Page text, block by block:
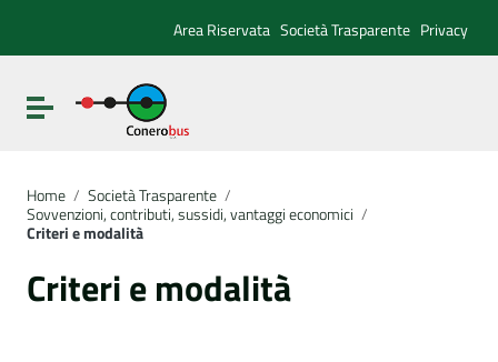
Vai al menu di navigazione
Vai al footer
Area Riservata Società Trasparente Privacy
Attiva / disattiva la navigazione
Home / Società Trasparente /
Sovvenzioni, contributi, sussidi, vantaggi economici /
Criteri e modalità
Criteri e modalità